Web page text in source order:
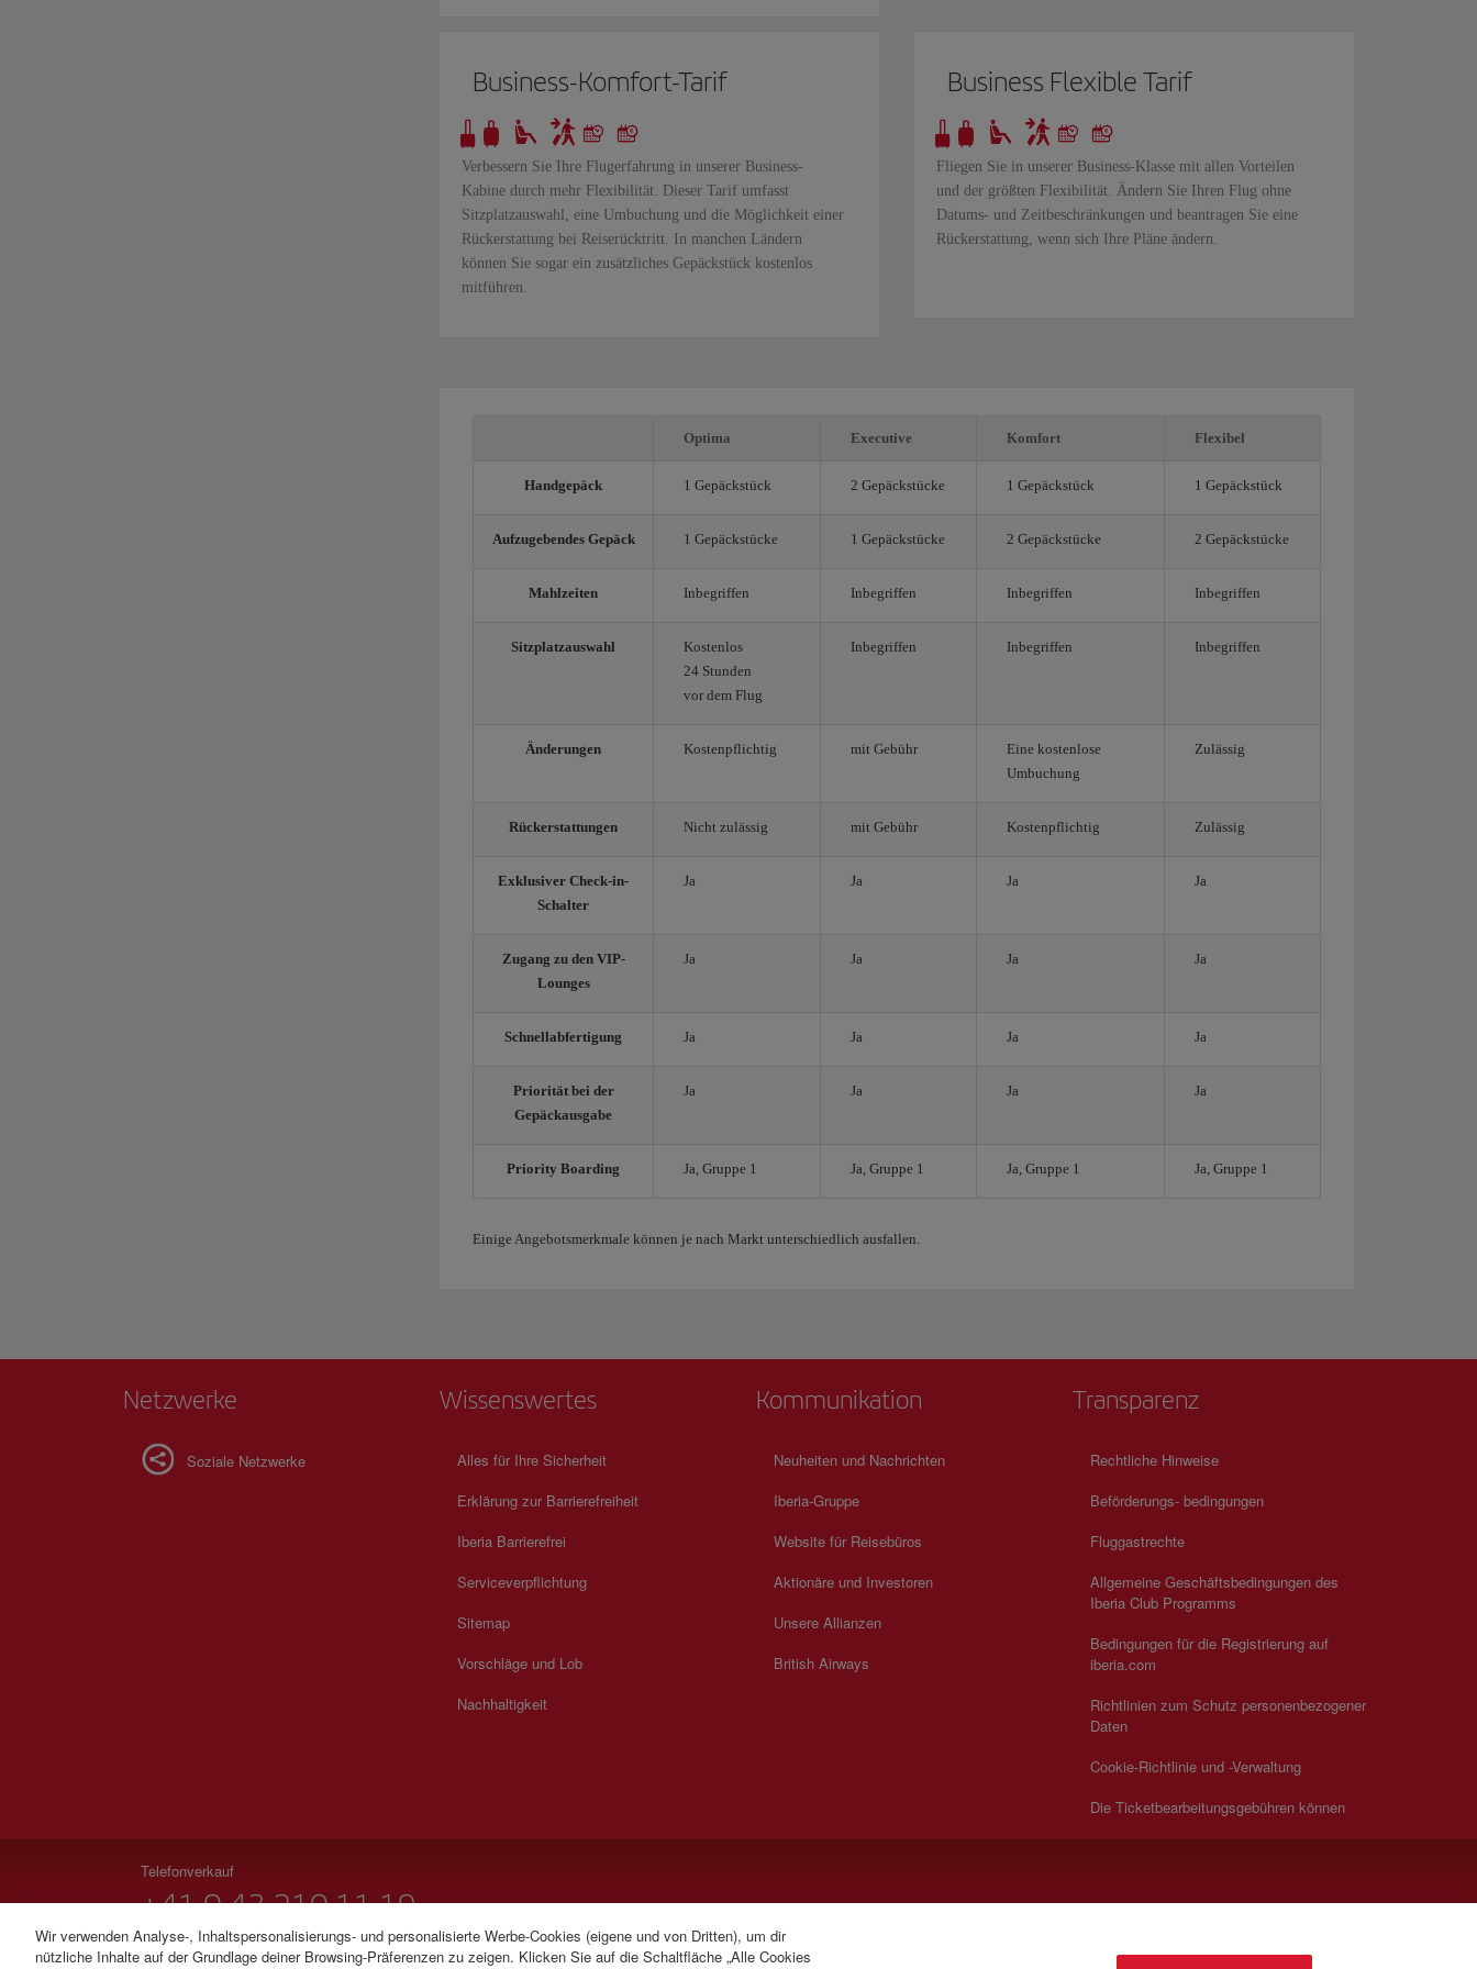
Business-Komfort-Tarif
Verbessern Sie Ihre Flugerfahrung in unserer Business-
Kabine durch mehr Flexibilität. Dieser Tarif umfasst
Sitzplatzauswahl, eine Umbuchung und die Möglichkeit einer
Rückerstattung bei Reiserücktritt. In manchen Ländern
können Sie sogar ein zusätzliches Gepäckstück kostenlos
mitführen.
Business Flexible Tarif
Fliegen Sie in unserer Business-Klasse mit allen Vorteilen
und der größten Flexibilität. Ändern Sie Ihren Flug ohne
Datums- und Zeitbeschränkungen und beantragen Sie eine
Rückerstattung, wenn sich Ihre Pläne ändern.
Optima Executive Komfort Flexibel
Handgepäck 1 Gepäckstück 2 Gepäckstücke 1 Gepäckstück 1 Gepäckstück
Aufzugebendes Gepäck 1 Gepäckstücke 1 Gepäckstücke 2 Gepäckstücke 2 Gepäckstücke
Mahlzeiten Inbegriffen Inbegriffen Inbegriffen Inbegriffen
Sitzplatzauswahl
Kostenlos
24 Stunden
vor dem Flug
Inbegriffen Inbegriffen Inbegriffen
Änderungen Kostenpflichtig mit Gebühr
Eine kostenlose
Umbuchung
Zulässig
Rückerstattungen Nicht zulässig mit Gebühr Kostenpflichtig Zulässig
Exklusiver Check-in-
Schalter
Ja Ja Ja Ja
Zugang zu den VIP-
Lounges
Ja Ja Ja Ja
Schnellabfertigung Ja Ja Ja Ja
Priorität bei der
Gepäckausgabe
Ja Ja Ja Ja
Priority Boarding Ja, Gruppe 1 Ja, Gruppe 1 Ja, Gruppe 1 Ja, Gruppe 1
Einige Angebotsmerkmale können je nach Markt unterschiedlich ausfallen.
Netzwerke
Soziale Netzwerke
Wissenswertes
Alles für Ihre Sicherheit
Erklärung zur Barrierefreiheit
Iberia Barrierefrei
Serviceverpflichtung
Sitemap
Vorschläge und Lob
Nachhaltigkeit
Kommunikation
Neuheiten und Nachrichten
Iberia-Gruppe
Website für Reisebüros
Aktionäre und Investoren
Unsere Allianzen
British Airways
Transparenz
Rechtliche Hinweise
Beförderungs- bedingungen
Fluggastrechte
Allgemeine Geschäftsbedingungen des
Iberia Club Programms
Bedingungen für die Registrierung auf
iberia.com
Richtlinien zum Schutz personenbezogener
Daten
Cookie-Richtlinie und -Verwaltung
Die Ticketbearbeitungsgebühren können
Telefonverkauf
+41 0 43 210 11 19
Montag bis Sonntag 09:00 - 20:00 Uhr (Deutsch und Französisch). Montag bis Sonntag 00:00 - 24:00 Uhr (Englisch und Spanisch).
Wir verwenden Analyse-, Inhaltspersonalisierungs- und personalisierte Werbe-Cookies (eigene und von Dritten), um dir
nützliche Inhalte auf der Grundlage deiner Browsing-Präferenzen zu zeigen. Klicken Sie auf die Schaltfläche „Alle Cookies